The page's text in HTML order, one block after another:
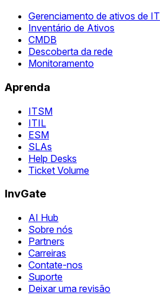
Gerenciamento de ativos de IT
Inventário de Ativos
CMDB
Descoberta da rede
Monitoramento
Aprenda
ITSM
ITIL
ESM
SLAs
Help Desks
Ticket Volume
InvGate
AI Hub
Sobre nós
Partners
Carreiras
Contate-nos
Suporte
Deixar uma revisão